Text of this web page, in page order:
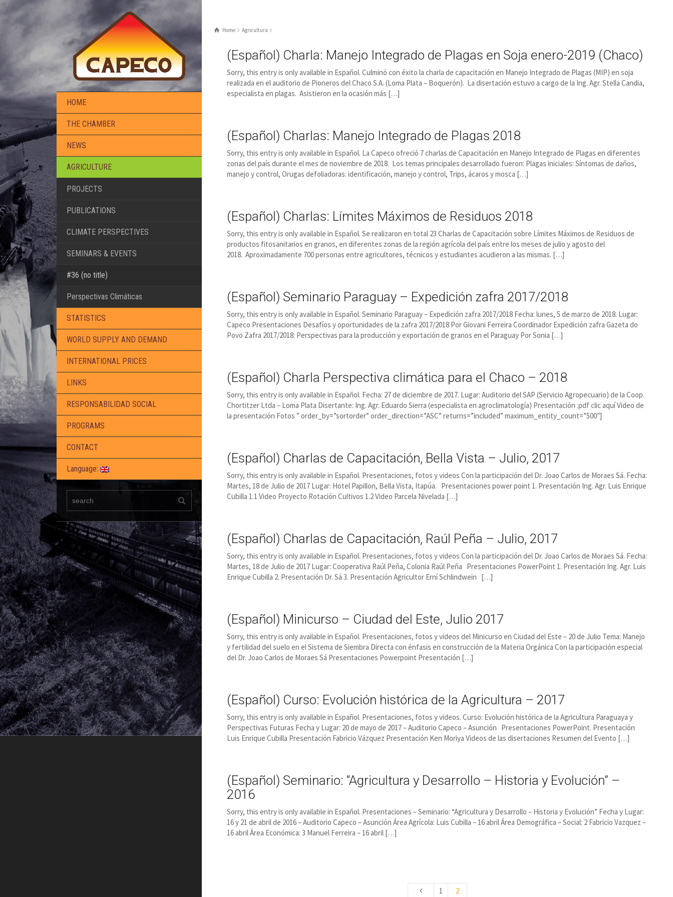
HOME
THE CHAMBER
NEWS
AGRICULTURE
PROJECTS
PUBLICATIONS
CLIMATE PERSPECTIVES
SEMINARS & EVENTS
#36 (no title)
Perspectivas Climáticas
STATISTICS
WORLD SUPPLY AND DEMAND
INTERNATIONAL PRICES
LINKS
RESPONSABILIDAD SOCIAL
PROGRAMS
CONTACT
Language:
Home Agricultura
(Español) Charla: Manejo Integrado de Plagas en Soja enero-2019 (Chaco)
Sorry, this entry is only available in Español. Culminó con éxito la charla de capacitación en Manejo Integrado de Plagas (MIP) en soja
realizada en el auditorio de Pioneros del Chaco S.A. (Loma Plata – Boquerón). La disertación estuvo a cargo de la Ing. Agr. Stella Candia,
especialista en plagas. Asistieron en la ocasión más […]
(Español) Charlas: Manejo Integrado de Plagas 2018
Sorry, this entry is only available in Español. La Capeco ofreció 7 charlas de Capacitación en Manejo Integrado de Plagas en diferentes
zonas del país durante el mes de noviembre de 2018. Los temas principales desarrollado fueron: Plagas iniciales: Síntomas de daños,
manejo y control, Orugas defoliadoras: identificación, manejo y control, Trips, ácaros y mosca […]
(Español) Charlas: Límites Máximos de Residuos 2018
Sorry, this entry is only available in Español. Se realizaron en total 23 Charlas de Capacitación sobre Límites Máximos de Residuos de
productos fitosanitarios en granos, en diferentes zonas de la región agrícola del país entre los meses de julio y agosto del
2018. Aproximadamente 700 personas entre agricultores, técnicos y estudiantes acudieron a las mismas. […]
(Español) Seminario Paraguay – Expedición zafra 2017/2018
Sorry, this entry is only available in Español. Seminario Paraguay – Expedición zafra 2017/2018 Fecha: lunes, 5 de marzo de 2018. Lugar:
Capeco Presentaciones Desafíos y oportunidades de la zafra 2017/2018 Por Giovani Ferreira Coordinador Expedición zafra Gazeta do
Povo Zafra 2017/2018: Perspectivas para la producción y exportación de granos en el Paraguay Por Sonia […]
(Español) Charla Perspectiva climática para el Chaco – 2018
Sorry, this entry is only available in Español. Fecha: 27 de diciembre de 2017. Lugar: Auditorio del SAP (Servicio Agropecuario) de la Coop.
Chortitzer Ltda – Loma Plata Disertante: Ing. Agr. Eduardo Sierra (especialista en agroclimatología) Presentación .pdf clic aquí Video de
la presentación Fotos ” order_by=”sortorder” order_direction=”ASC” returns=”included” maximum_entity_count=”500″]
(Español) Charlas de Capacitación, Bella Vista – Julio, 2017
Sorry, this entry is only available in Español. Presentaciones, fotos y videos Con la participación del Dr. Joao Carlos de Moraes Sá. Fecha:
Martes, 18 de Julio de 2017 Lugar: Hotel Papillon, Bella Vista, Itapúa. Presentaciones power point 1. Presentación Ing. Agr. Luis Enrique
Cubilla 1.1 Video Proyecto Rotación Cultivos 1.2 Video Parcela Nivelada […]
(Español) Charlas de Capacitación, Raúl Peña – Julio, 2017
Sorry, this entry is only available in Español. Presentaciones, fotos y videos Con la participación del Dr. Joao Carlos de Moraes Sá. Fecha:
Martes, 18 de Julio de 2017 Lugar: Cooperativa Raúl Peña, Colonia Raúl Peña Presentaciones PowerPoint 1. Presentación Ing. Agr. Luis
Enrique Cubilla 2. Presentación Dr. Sá 3. Presentación Agricultor Erní Schlindwein […]
(Español) Minicurso – Ciudad del Este, Julio 2017
Sorry, this entry is only available in Español. Presentaciones, fotos y videos del Minicurso en Ciudad del Este – 20 de Julio Tema: Manejo
y fertilidad del suelo en el Sistema de Siembra Directa con énfasis en construcción de la Materia Orgánica Con la participación especial
del Dr. Joao Carlos de Moraes Sá Presentaciones Powerpoint Presentación […]
(Español) Curso: Evolución histórica de la Agricultura – 2017
Sorry, this entry is only available in Español. Presentaciones, fotos y videos. Curso: Evolución histórica de la Agricultura Paraguaya y
Perspectivas Futuras Fecha y Lugar: 20 de mayo de 2017 – Auditorio Capeco – Asunción Presentaciones PowerPoint. Presentación
Luis Enrique Cubilla Presentación Fabricio Vázquez Presentación Ken Moriya Videos de las disertaciones Resumen del Evento […]
(Español) Seminario: “Agricultura y Desarrollo – Historia y Evolución” –
2016
Sorry, this entry is only available in Español. Presentaciones – Seminario: “Agricultura y Desarrollo – Historia y Evolución” Fecha y Lugar:
16 y 21 de abril de 2016 – Auditorio Capeco – Asunción Área Agrícola: Luis Cubilla – 16 abril Área Demográfica – Social: 2 Fabricio Vazquez –
16 abril Área Económica: 3 Manuel Ferreira – 16 abril […]
1 2